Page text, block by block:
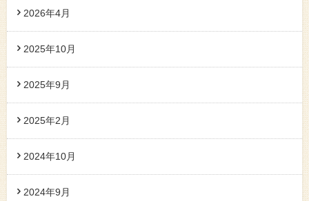
2026年4月
2025年10月
2025年9月
2025年2月
2024年10月
2024年9月